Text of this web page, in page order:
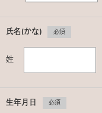
氏名(かな) 必須
姓
生年月日 必須